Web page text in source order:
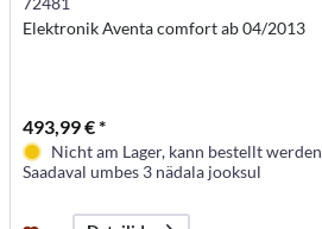
Elektronik Aventa comfort ab 04/2013
493,99 € *
Nicht am Lager, kann bestellt werden
Saadaval umbes 3 nädala jooksul